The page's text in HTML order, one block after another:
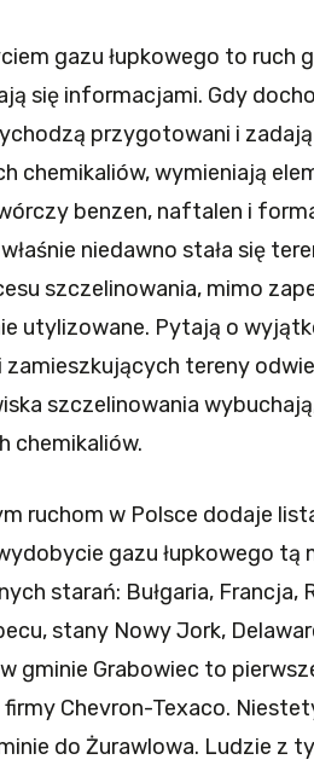
gazu łupkowego to ruch
się informacjami. Gdy
przygotowani i
chemikaliów, wymieniają
benzen, naftalen i
niedawno stała się
szczelinowania, mimo
utylizowane. Pytają o
zamieszkujących tereny
szczelinowania
chemikaliów.
ruchom w Polsce dodaje
gazu łupkowego tą
starań: Bułgaria, Francja,
stany Nowy Jork,
gminie Grabowiec to
Chevron-Texaco.
do Żurawlowa. Ludzie z